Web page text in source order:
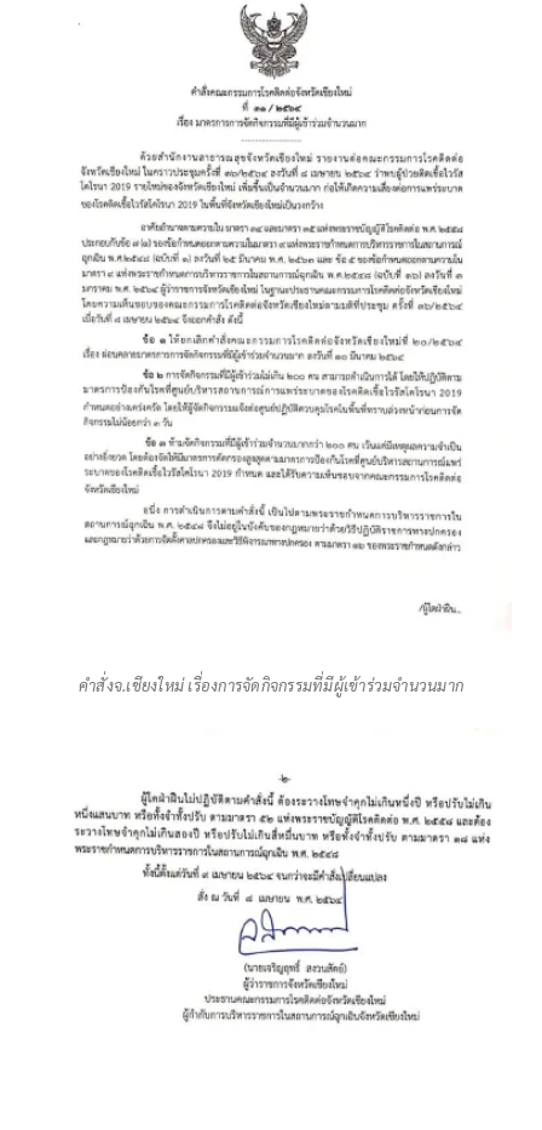
คำสั่งจ.เชียงใหม่ เรื่องการจัดกิจกรรมที่มีผู้เข้าร่วมจำนวนมาก